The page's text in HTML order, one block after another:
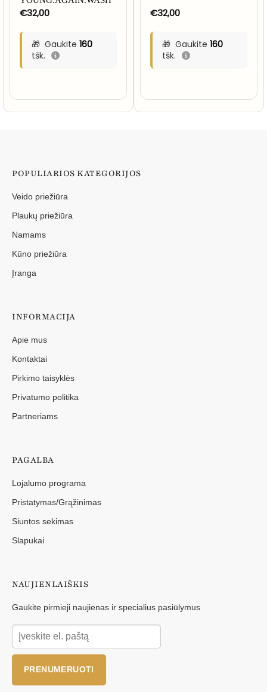
€32,00
Gaukite 160
tšk.
€32,00
Gaukite 160
tšk.
POPULIARIOS KATEGORIJOS
Veido priežiūra
Plaukų priežiūra
Namams
Kūno priežiūra
Įranga
INFORMACIJA
Apie mus
Kontaktai
Pirkimo taisyklės
Privatumo politika
Partneriams
PAGALBA
Lojalumo programa
Pristatymas/Grąžinimas
Siuntos sekimas
Slapukai
NAUJIENLAIŠKIS
Gaukite pirmieji naujienas ir specialius pasiūlymus
PRENUMERUOTI